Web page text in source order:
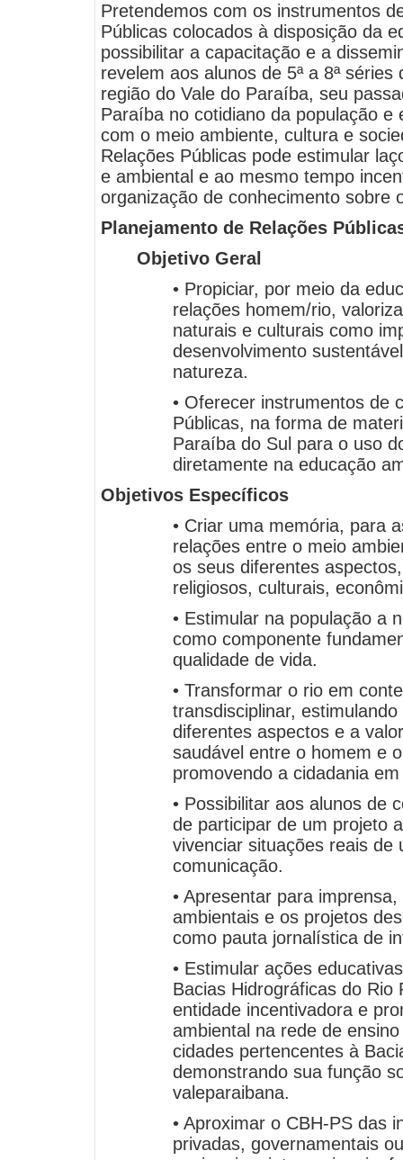
Pretendemos com os instrumentos
Públicas colocados à disposição da
possibilitar a capacitação e a
revelem aos alunos de 5ª a 8ª
região do Vale do Paraíba, seu
Paraíba no cotidiano da população e
com o meio ambiente, cultura e
Relações Públicas pode estimular
e ambiental e ao mesmo tempo
organização de conhecimento sobre
Planejamento de Relações
Objetivo Geral
• Propiciar, por meio da
relações homem/rio,
naturais e culturais como
desenvolvimento
natureza.
• Oferecer instrumentos de
Públicas, na forma de
Paraíba do Sul para o uso
diretamente na educação
Objetivos Específicos
• Criar uma memória, para
relações entre o meio
os seus diferentes
religiosos, culturais,
• Estimular na população a
como componente
qualidade de vida.
• Transformar o rio em
transdisciplinar,
diferentes aspectos e a
saudável entre o homem e
promovendo a cidadania
• Possibilitar aos alunos de
de participar de um projeto
vivenciar situações reais de
comunicação.
• Apresentar para
ambientais e os projetos
como pauta jornalística de
• Estimular ações
Bacias Hidrográficas do Rio
entidade incentivadora e
ambiental na rede de
cidades pertencentes à
demonstrando sua função
valeparaibana.
• Aproximar o CBH-PS das
privadas, governamentais